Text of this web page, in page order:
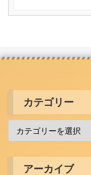
カテゴリー
アーカイブ